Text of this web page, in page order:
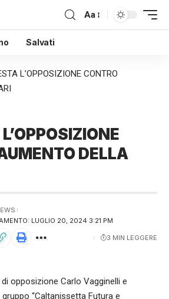
Aa
Salvati
L’OPPOSIZIONE CONTRO
DELLA
LUGLIO 20, 2024 3:21 PM
3 MIN LEGGERE
opposizione Carlo Vagginelli e
“Caltanissetta Futura e